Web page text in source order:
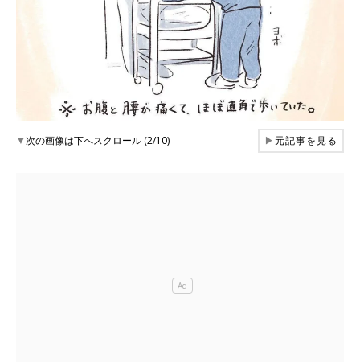
▼次の画像は下へスクロール (2/10) ▶元記事を見る